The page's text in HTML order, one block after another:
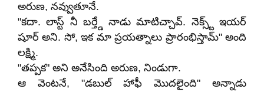
అరుణ, నవ్వుతూనే.
"కదా. లాస్ట్ నీ బర్త్డే నాడు మాటిచ్చావ్. నెక్స్ట్ ఇయర్
షూర్ అని. సో, ఇక మా ప్రయత్నాలు ప్రారంభిస్తామ్" అంది
లక్ష్మి.
"తప్పక" అని అనేసింది అరుణ, నిండుగా.
ఆ వెంటనే, "డబుల్ హాఫీ మొదలైంది" అన్నాడు